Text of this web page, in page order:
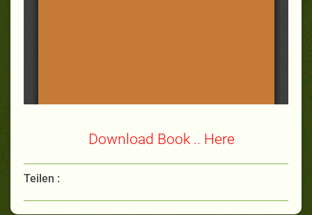
Download Book .. Here
Teilen :